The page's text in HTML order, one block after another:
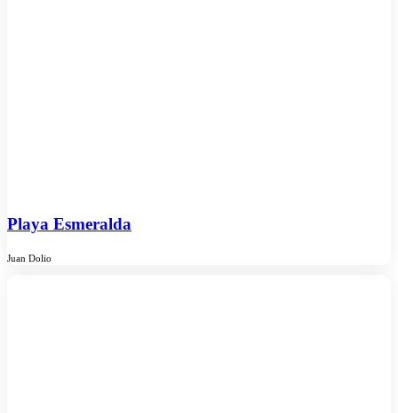
Playa Esmeralda
Juan Dolio